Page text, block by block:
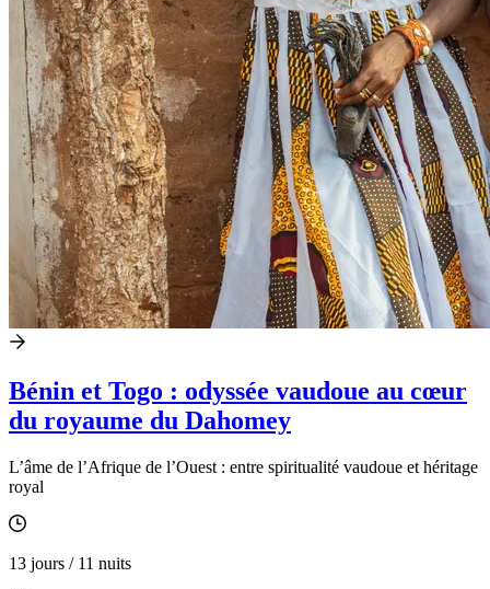
Bénin et Togo : odyssée vaudoue au cœur
du royaume du Dahomey
L’âme de l’Afrique de l’Ouest : entre spiritualité vaudoue et héritage
royal
13 jours / 11 nuits